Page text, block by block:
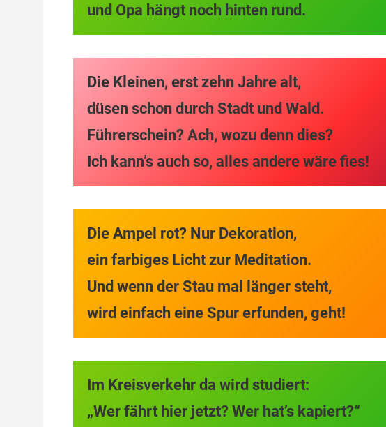
und Opa hängt noch hinten rund.
Die Kleinen, erst zehn Jahre alt,
düsen schon durch Stadt und Wald.
Führerschein? Ach, wozu denn dies?
Ich kann’s auch so, alles andere wäre fies!
Die Ampel rot? Nur Dekoration,
ein farbiges Licht zur Meditation.
Und wenn der Stau mal länger steht,
wird einfach eine Spur erfunden, geht!
Im Kreisverkehr da wird studiert:
„Wer fährt hier jetzt? Wer hat’s kapiert?“